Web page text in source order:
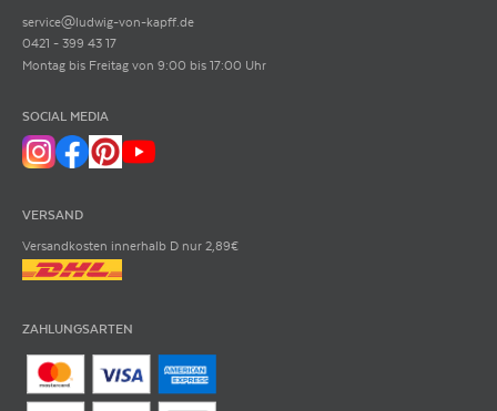
service@ludwig-von-kapff.de
0421 - 399 43 17
Montag bis Freitag von 9:00 bis 17:00 Uhr
SOCIAL MEDIA
VERSAND
Versandkosten innerhalb D nur 2,89€
ZAHLUNGSARTEN